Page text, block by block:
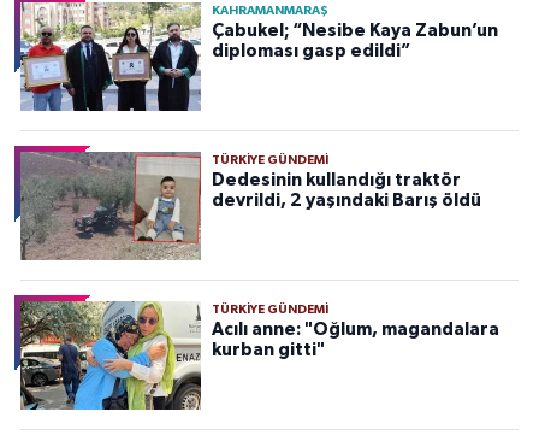
KAHRAMANMARAŞ
Çabukel; “Nesibe Kaya Zabun’un
diploması gasp edildi”
TÜRKIYE GÜNDEMI
Dedesinin kullandığı traktör
devrildi, 2 yaşındaki Barış öldü
TÜRKIYE GÜNDEMI
Acılı anne: "Oğlum, magandalara
kurban gitti"